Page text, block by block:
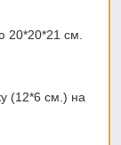
20*20*21 см.
(12*6 см.) на